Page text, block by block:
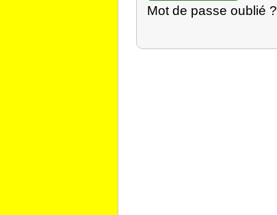
Mot de passe oublié ?